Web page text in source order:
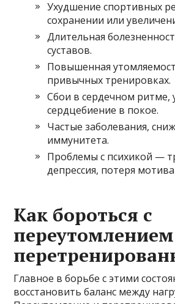
Ухудшение спортивных
сохранении или
Длительная
суставов.
Повышенная
привычных тренировках.
Сбои в сердечном ритме,
сердцебиение в покое.
Частые заболевания,
иммунитета.
Проблемы с психикой —
депрессия, потеря
Как бороться с
Главное в борьбе с этими
восстановить баланс между